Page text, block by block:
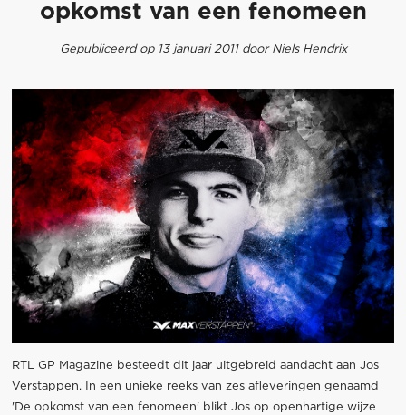
opkomst van een fenomeen
Gepubliceerd op 13 januari 2011 door Niels Hendrix
RTL GP Magazine besteedt dit jaar uitgebreid aandacht aan Jos
Verstappen. In een unieke reeks van zes afleveringen genaamd
'De opkomst van een fenomeen' blikt Jos op openhartige wijze